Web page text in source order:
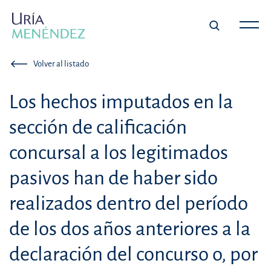
Volver al listado
Los hechos imputados en la
sección de calificación
concursal a los legitimados
pasivos han de haber sido
realizados dentro del período
de los dos años anteriores a la
declaración del concurso o, por